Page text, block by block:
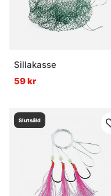
Sillakasse
59 kr
Slutsåld